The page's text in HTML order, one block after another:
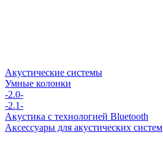
Акустические системы
Умные колонки
-2.0-
-2.1-
Акустика с технологией Bluetooth
Аксессуары для акустических систем